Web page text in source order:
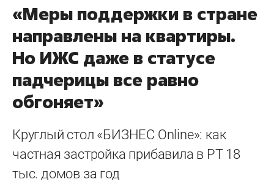
«Меры поддержки в стране
направлены на квартиры.
Но ИЖС даже в статусе
падчерицы все равно
обгоняет»
Круглый стол «БИЗНЕС Online»: как
частная застройка прибавила в РТ 18
тыс. домов за год